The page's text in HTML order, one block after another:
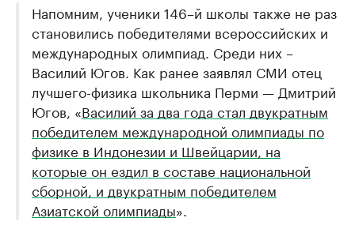
Напомним, ученики 146–й школы также не раз
становились победителями всероссийских и
международных олимпиад. Среди них –
Василий Югов. Как ранее заявлял СМИ отец
лучшего-физика школьника Перми — Дмитрий
Югов, «Василий за два года стал двукратным
победителем международной олимпиады по
физике в Индонезии и Швейцарии, на
которые он ездил в составе национальной
сборной, и двукратным победителем
Азиатской олимпиады».